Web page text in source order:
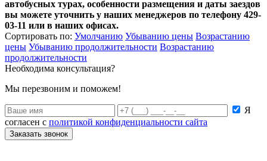
автобусных турах, особенности размещения и даты заездов
вы можете уточнить у наших менеджеров по телефону 429-
03-11 или в наших офисах.
Сортировать по: Умолчанию Убыванию цены Возрастанию
цены Убыванию продолжительности Возрастанию
продолжительности
Необходима консультация?
Мы перезвоним и поможем!
Я
согласен с политикой конфиденциальности сайта
Заказать звонок